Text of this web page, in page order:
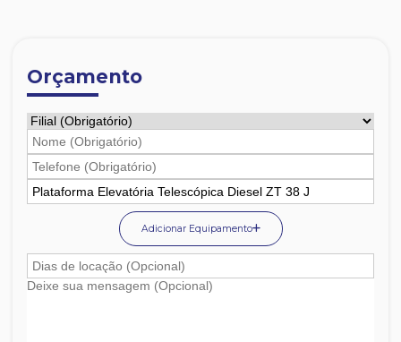
Orçamento
Adicionar Equipamento